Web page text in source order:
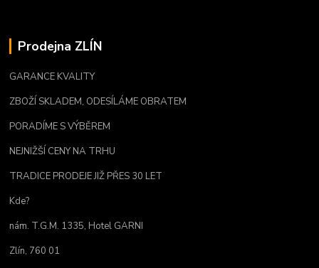
Prodejna ZLÍN
GARANCE KVALITY
ZBOŽÍ SKLADEM, ODESÍLÁME OBRATEM
PORADÍME S VÝBĚREM
NEJNIŽŠÍ CENY NA TRHU
TRADICE PRODEJE JIŽ PŘES 30 LET
Kde?
nám. T.G.M. 1335, Hotel GARNI
Zlín, 760 01